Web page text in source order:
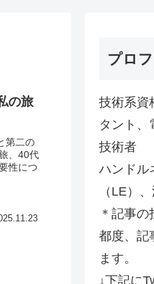
の旅
第二の
、40代
性につ
プロ
技術系資
タント、
技術者
ハンドル
（LE）
＊記事
都度、記
ます。
↓下記に